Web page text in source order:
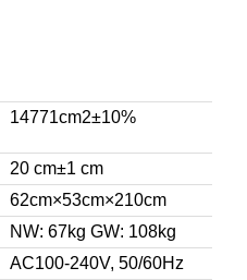
14771cm2±10%
20 cm±1 cm
62cm×53cm×210cm
NW: 67kg GW: 108kg
AC100-240V, 50/60Hz